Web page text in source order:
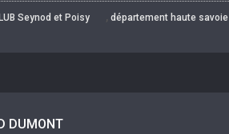
Seynod et Poisy , département haute savoie
DUMONT